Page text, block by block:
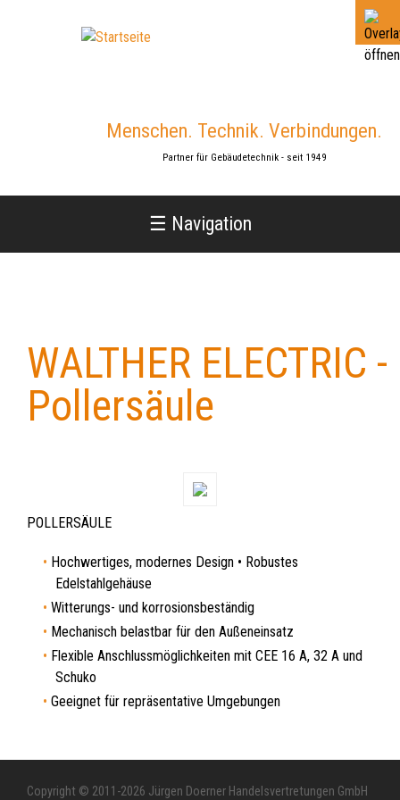
Menschen. Technik. Verbindungen.
Partner für Gebäudetechnik - seit 1949
☰ Navigation
WALTHER ELECTRIC -
Pollersäule
POLLERSÄULE
Hochwertiges, modernes Design • Robustes
Edelstahlgehäuse
Witterungs- und korrosionsbeständig
Mechanisch belastbar für den Außeneinsatz
Flexible Anschlussmöglichkeiten mit CEE 16 A, 32 A und
Schuko
Geeignet für repräsentative Umgebungen
Copyright © 2011-2026 Jürgen Doerner Handelsvertretungen GmbH